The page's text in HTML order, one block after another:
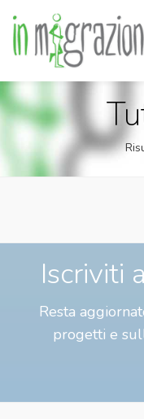
Iscriviti
Resta
progetti e